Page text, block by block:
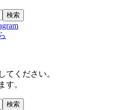
検索
てください。
す。
検索